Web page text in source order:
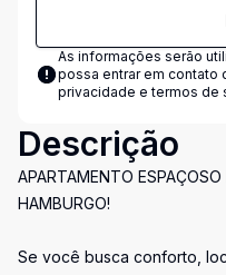
As informações serão
possa entrar em contato
privacidade e termos de
Descrição
APARTAMENTO
HAMBURGO!
Se você busca conforto,